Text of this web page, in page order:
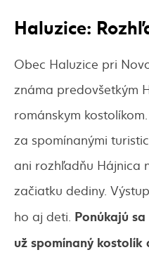
Haluzice:
Obec Haluzice pri
známa predovšetkým
románskym
za spomínanými
ani rozhľadňu Hájnica
začiatku dediny.
ho aj deti. Ponúkajú
už spomínaný